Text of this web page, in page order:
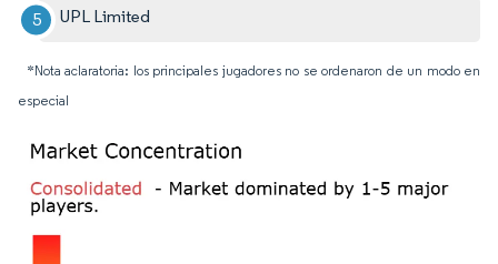
UPL Limited
*Nota aclaratoria: los principales jugadores no se ordenaron de un modo en
especial